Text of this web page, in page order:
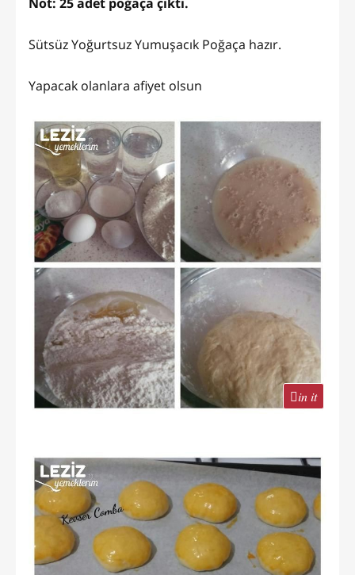
Sütsüz Yoğurtsuz Yumuşacık Poğaça hazır.
Yapacak olanlara afiyet olsun
in it